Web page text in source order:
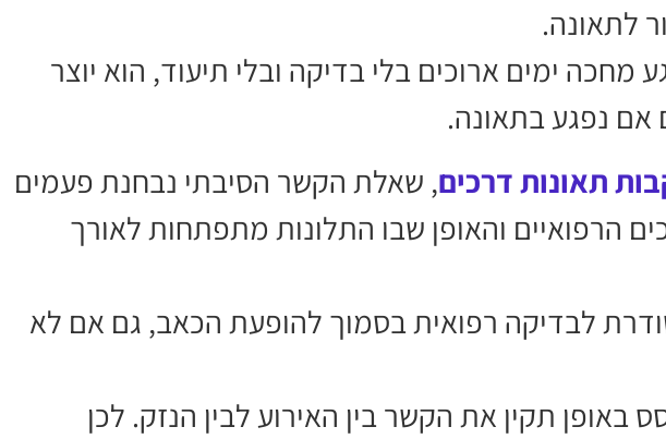
לתאונה.
ימים ארוכים בלי בדיקה ובלי תיעוד, הוא יוצר
אם נפגע בתאונה.
תאונות דרכים, שאלת הקשר הסיבתי נבחנת פעמים
הרפואיים והאופן שבו התלונות מתפתחות לאורך
לבדיקה רפואית בסמוך להופעת הכאב, גם אם לא
באופן תקין את הקשר בין האירוע לבין הנזק. לכן